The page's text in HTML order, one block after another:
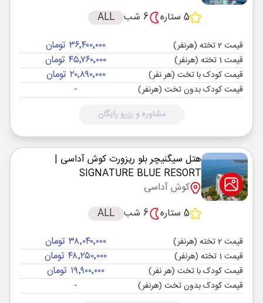
5 ستاره
6 شب ALL
قیمت 2 تخته (هرنفر) ۳۶٬۴۰۰٬۰۰۰ تومان
قیمت 1 تخته (هرنفر) ۴۵٬۷۶۰٬۰۰۰ تومان
قیمت کودک با تخت (هر نفر) ۲۰٬۸۹۰٬۰۰۰ تومان
قیمت کودک بدون تخت (هرنفر) -
مشاوره و رزرو رایگان
هتل سیگنیچر بلو ریزورت کوش آداسی |
SIGNATURE BLUE RESORT
کوش آداسی
5 ستاره
6 شب ALL
قیمت 2 تخته (هرنفر) ۳۸٬۰۴۰٬۰۰۰ تومان
قیمت 1 تخته (هرنفر) ۴۸٬۲۵۰٬۰۰۰ تومان
قیمت کودک با تخت (هر نفر) ۱۹٬۹۰۰٬۰۰۰ تومان
قیمت کودک بدون تخت (هرنفر) -